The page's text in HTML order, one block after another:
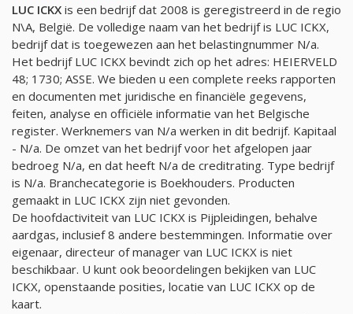
LUC ICKX is een bedrijf dat 2008 is geregistreerd in de regio
N\A, België. De volledige naam van het bedrijf is LUC ICKX,
bedrijf dat is toegewezen aan het belastingnummer N/a.
Het bedrijf LUC ICKX bevindt zich op het adres: HEIERVELD
48; 1730; ASSE. We bieden u een complete reeks rapporten
en documenten met juridische en financiële gegevens,
feiten, analyse en officiële informatie van het Belgische
register. Werknemers van N/a werken in dit bedrijf. Kapitaal
- N/a. De omzet van het bedrijf voor het afgelopen jaar
bedroeg N/a, en dat heeft N/a de creditrating. Type bedrijf
is N/a. Branchecategorie is Boekhouders. Producten
gemaakt in LUC ICKX zijn niet gevonden.
De hoofdactiviteit van LUC ICKX is Pijpleidingen, behalve
aardgas, inclusief 8 andere bestemmingen. Informatie over
eigenaar, directeur of manager van LUC ICKX is niet
beschikbaar. U kunt ook beoordelingen bekijken van LUC
ICKX, openstaande posities, locatie van LUC ICKX op de
kaart.